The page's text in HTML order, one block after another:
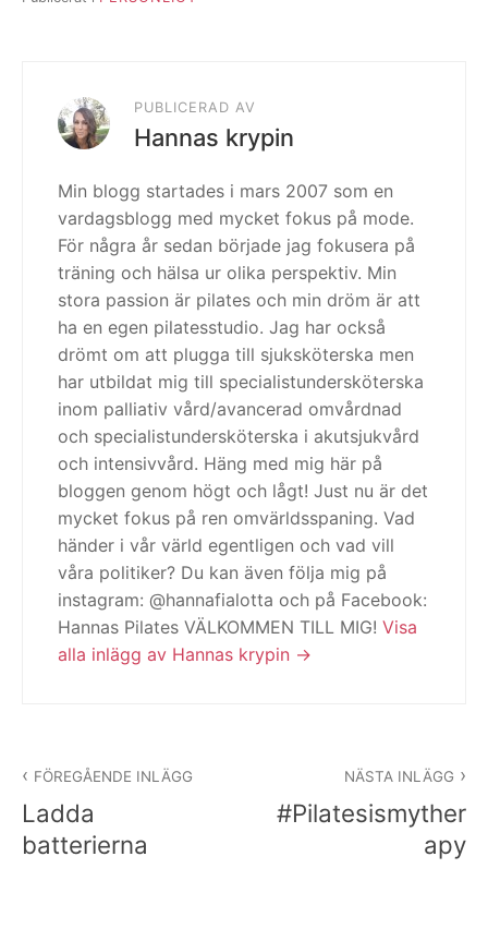
PUBLICERAD AV
Hannas krypin
Min blogg startades i mars 2007 som en
vardagsblogg med mycket fokus på mode.
För några år sedan började jag fokusera på
träning och hälsa ur olika perspektiv. Min
stora passion är pilates och min dröm är att
ha en egen pilatesstudio. Jag har också
drömt om att plugga till sjuksköterska men
har utbildat mig till specialistundersköterska
inom palliativ vård/avancerad omvårdnad
och specialistundersköterska i akutsjukvård
och intensivvård. Häng med mig här på
bloggen genom högt och lågt! Just nu är det
mycket fokus på ren omvärldsspaning. Vad
händer i vår värld egentligen och vad vill
våra politiker? Du kan även följa mig på
instagram: @hannafialotta och på Facebook:
Hannas Pilates VÄLKOMMEN TILL MIG! Visa
alla inlägg av Hannas krypin
FÖREGÅENDE INLÄGG
Ladda
batterierna
NÄSTA INLÄGG
#Pilatesismyther
apy